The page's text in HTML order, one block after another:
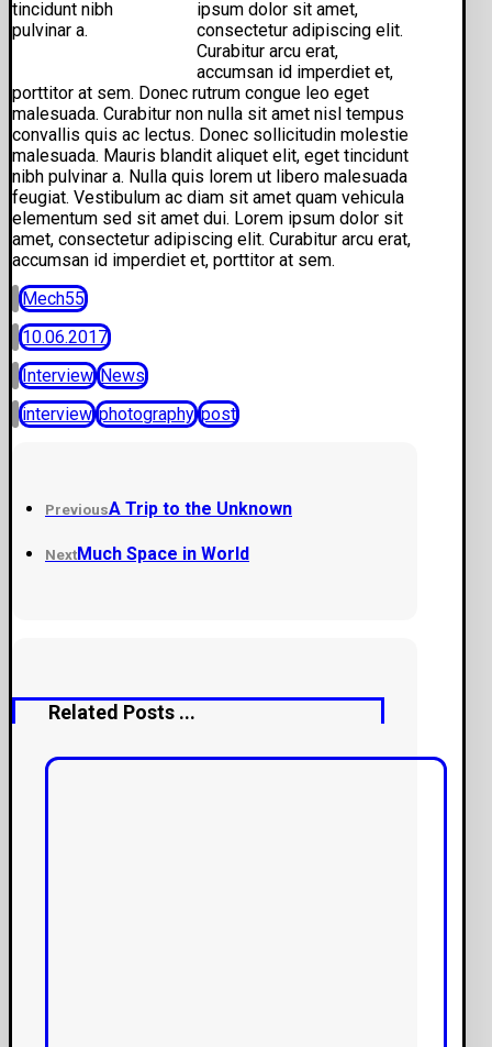
tincidunt nibh
pulvinar a.
ipsum dolor sit amet,
consectetur adipiscing elit.
Curabitur arcu erat,
accumsan id imperdiet et,
porttitor at sem. Donec rutrum congue leo eget
malesuada. Curabitur non nulla sit amet nisl tempus
convallis quis ac lectus. Donec sollicitudin molestie
malesuada. Mauris blandit aliquet elit, eget tincidunt
nibh pulvinar a. Nulla quis lorem ut libero malesuada
feugiat. Vestibulum ac diam sit amet quam vehicula
elementum sed sit amet dui. Lorem ipsum dolor sit
amet, consectetur adipiscing elit. Curabitur arcu erat,
accumsan id imperdiet et, porttitor at sem.
Mech55
10.06.2017
Interview News
interview photography post
PreviousA Trip to the Unknown
NextMuch Space in World
Related Posts ...